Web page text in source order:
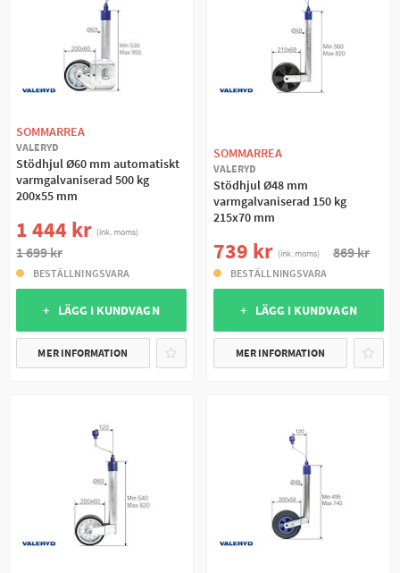
SOMMARREA
VALERYD
Stödhjul Ø60 mm automatiskt
varmgalvaniserad 500 kg
200x55 mm
1 444 kr (ink. moms)
1 699 kr
BESTÄLLNINGSVARA
+ LÄGG I KUNDVAGN
MER INFORMATION
SOMMARREA
VALERYD
Stödhjul Ø48 mm
varmgalvaniserad 150 kg
215x70 mm
739 kr (ink. moms) 869 kr
BESTÄLLNINGSVARA
+ LÄGG I KUNDVAGN
MER INFORMATION